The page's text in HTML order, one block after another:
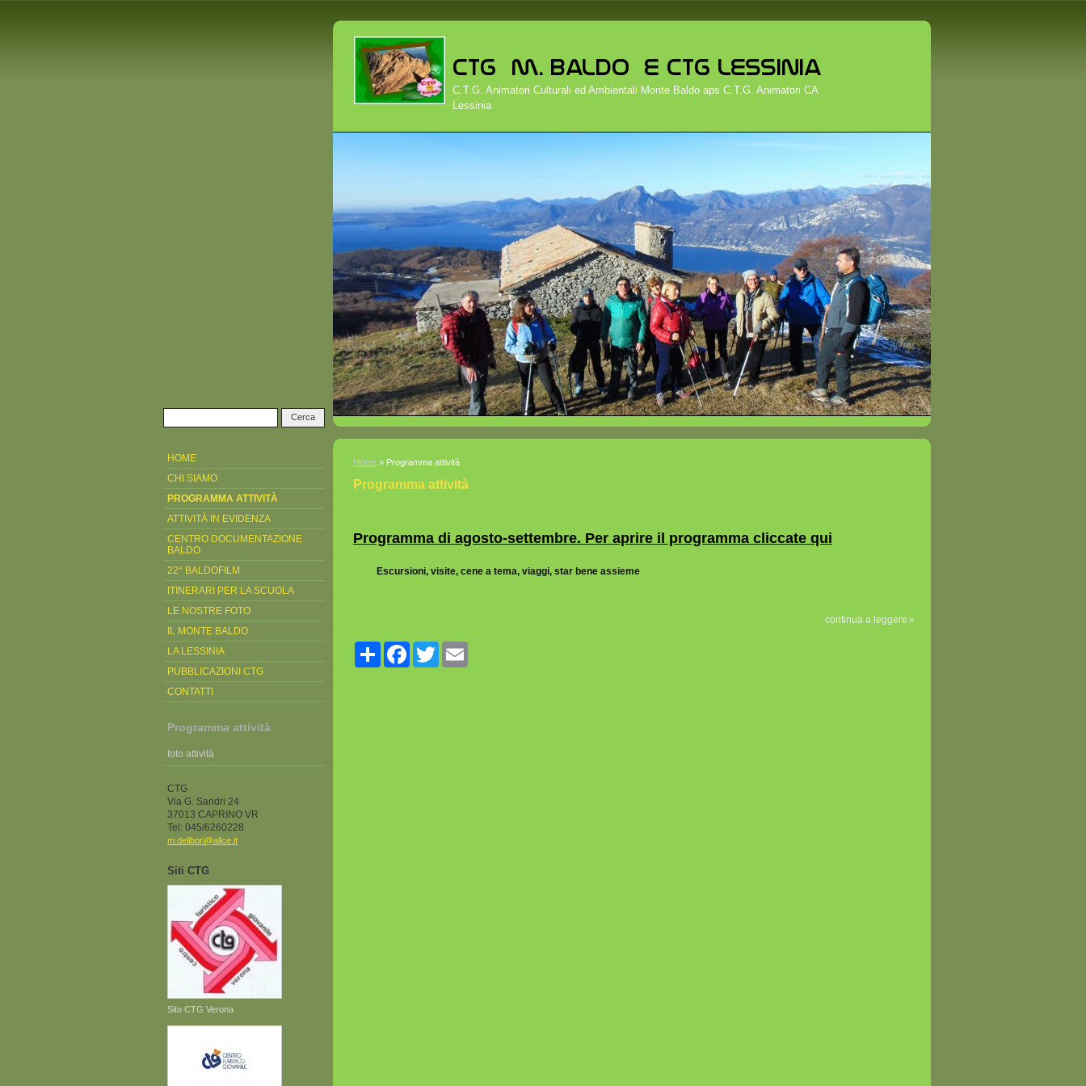
C.T.G. Animatori Culturali ed Ambientali Monte Baldo aps C.T.G. Animatori CA
Lessinia
Home » Programma attività
Programma attività
Programma di agosto-settembre. Per aprire il programma cliccate qui
Escursioni, visite, cene a tema, viaggi, star bene assieme
continua a leggere
Share FacebookTwitter
HOME
CHI SIAMO
PROGRAMMA ATTIVITÀ
ATTIVITÀ IN EVIDENZA
CENTRO DOCUMENTAZIONE
BALDO
22° BALDOFILM
ITINERARI PER LA SCUOLA
LE NOSTRE FOTO
IL MONTE BALDO
LA LESSINIA
PUBBLICAZIONI CTG
CONTATTI
Programma attività
foto attività
CTG
Via G. Sandri 24
37013 CAPRINO VR
Tel: 045/6260228
m.delibori@alice.it
Siti CTG
Sito CTG Verona